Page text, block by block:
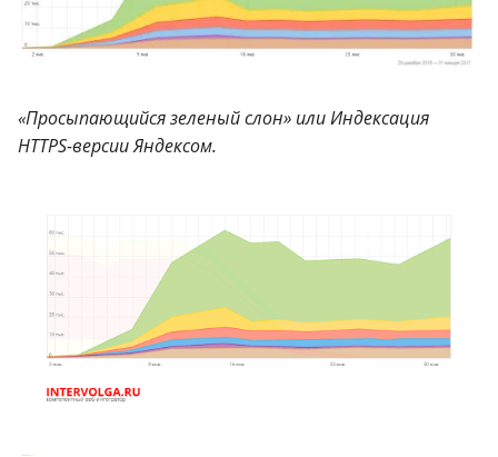
«Просыпающийся зеленый слон» или Индексация
HTTPS-версии Яндексом.